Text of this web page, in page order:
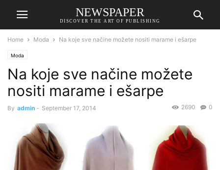
NEWSPAPER
DISCOVER THE ART OF PUBLISHING
Home Moda Na koje sve načine možete nositi marame i ešarpe
Moda
Na koje sve načine možete
nositi marame i ešarpe
By admin - September 17, 2014 0
2690